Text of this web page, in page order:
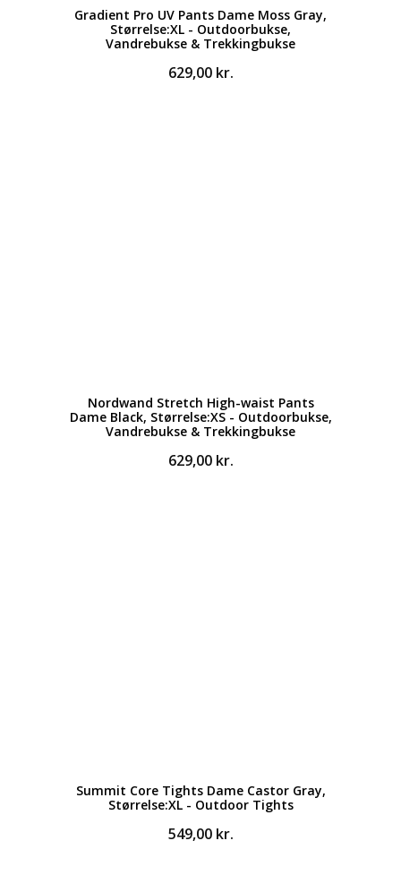
Gradient Pro UV Pants Dame Moss Gray,
Størrelse:XL - Outdoorbukse,
Vandrebukse & Trekkingbukse
629,00 kr.
Nordwand Stretch High-waist Pants
Dame Black, Størrelse:XS - Outdoorbukse,
Vandrebukse & Trekkingbukse
629,00 kr.
Summit Core Tights Dame Castor Gray,
Størrelse:XL - Outdoor Tights
549,00 kr.